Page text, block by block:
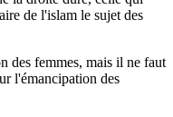
de l'islam le sujet des
des femmes, mais il ne faut
l'émancipation des